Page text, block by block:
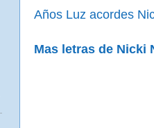
Años Luz acordes
Mas letras de Nicki